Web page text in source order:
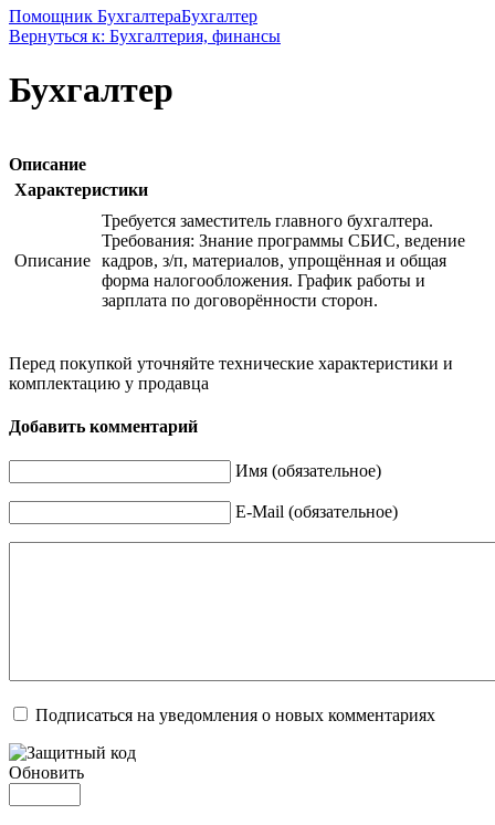
Помощник БухгалтераБухгалтер
Вернуться к: Бухгалтерия, финансы
Бухгалтер
Описание
Характеристики
Описание
Требуется заместитель главного бухгалтера.
Требования: Знание программы СБИС, ведение
кадров, з/п, материалов, упрощённая и общая
форма налогообложения. График работы и
зарплата по договорённости сторон.
Перед покупкой уточняйте технические характеристики и
комплектацию у продавца
Добавить комментарий
Имя (обязательное)
E-Mail (обязательное)
Подписаться на уведомления о новых комментариях
Обновить